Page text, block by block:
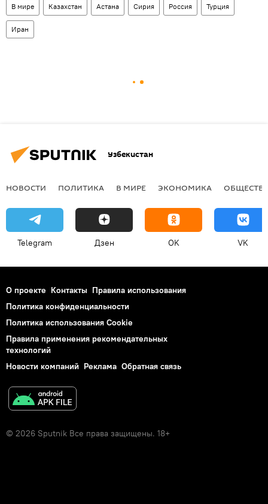
В мире Казахстан Астана Сирия Россия Турция
Иран
Узбекистан
НОВОСТИ ПОЛИТИКА В МИРЕ ЭКОНОМИКА
Telegram Дзен OK VK
О проекте Контакты Правила использования
Политика конфиденциальности
Политика использования Cookie
Правила применения рекомендательных
технологий
Новости компаний Реклама Обратная связь
© 2026 Sputnik Все права защищены. 18+